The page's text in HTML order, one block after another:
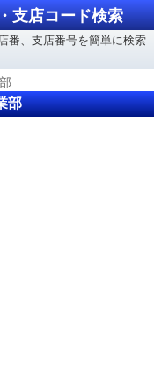
支店コード検索
番、支店番号を簡単に検索
部